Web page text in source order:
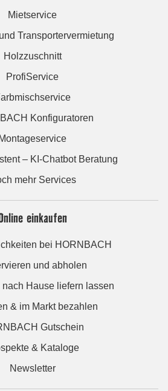
Mietservice
Transportervermietung
Holzzuschnitt
ProfiService
Konfiguratoren
Montageservice
– KI-Chatbot Beratung
mehr Services
einkaufen
bei HORNBACH
und abholen
nach Hause liefern lassen
& im Markt bezahlen
Gutschein
& Kataloge
Newsletter